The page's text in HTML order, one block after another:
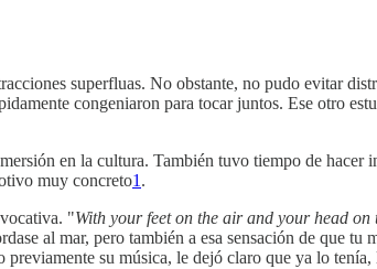
superfluas. No obstante, no pudo evitar
congeniaron para tocar juntos. Ese otro
en la cultura. También tuvo tiempo de hacer
muy concreto1 .
"With your feet on the air and your head on
al mar, pero también a esa sensación de que tu
su música, le dejó claro que ya lo